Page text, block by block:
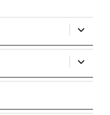
ouvrir
le
sous-
menu
ouvrir
le
sous-
menu